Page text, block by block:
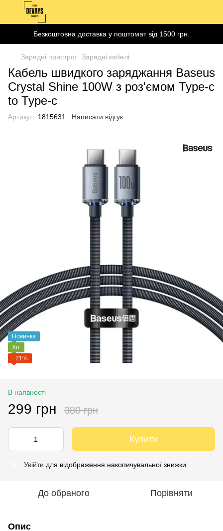
Безкоштовна доставка у поштомат від 1500 грн.
Зарядні пристрої Зарядні кабелі
Кабель швидкого заряджання Baseus
Crystal Shine 100W з роз'ємом Type-c
to Type-c
Артикул: 1815631 Написати відгук
Новинка
Хіт
−21%
В наявності
299 грн 380 грн
Купити
Увійти для відображення накопичувальної знижки
До обраного Порівняти
Опис